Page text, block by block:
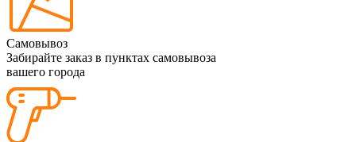
Самовывоз
Забирайте заказ в пунктах самовывоза
вашего города